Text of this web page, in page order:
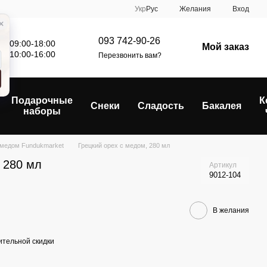
Укр Рус Желания Вход
09:00-18:00
10:00-16:00
093 742-90-26
Перезвонить вам?
Мой заказ
Подарочные
наборы
Снеки Сладость Бакалея
Fundukmarket Грецкий орех с медом, 280 мл
280 мл Артикул
9012-104
В желания
скидки